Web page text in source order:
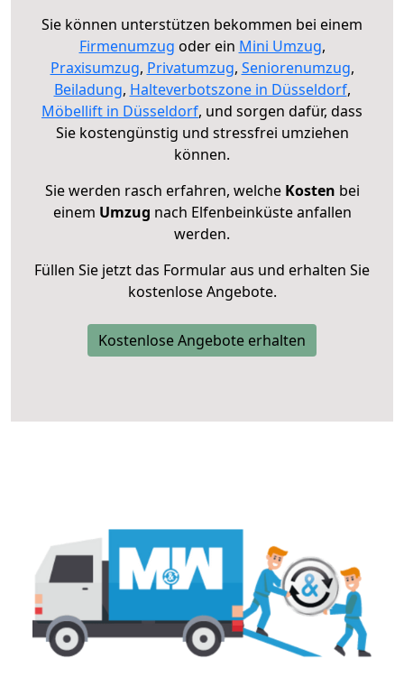
Sie können unterstützen bekommen bei einem
Firmenumzug oder ein Mini Umzug,
Praxisumzug, Privatumzug, Seniorenumzug,
Beiladung, Halteverbotszone in Düsseldorf,
Möbellift in Düsseldorf, und sorgen dafür, dass
Sie kostengünstig und stressfrei umziehen
können.
Sie werden rasch erfahren, welche Kosten bei
einem Umzug nach Elfenbeinküste anfallen
werden.
Füllen Sie jetzt das Formular aus und erhalten Sie
kostenlose Angebote.
Kostenlose Angebote erhalten